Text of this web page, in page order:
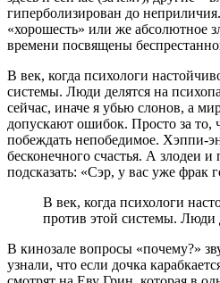
гиперболизирован до
«хорошесть» или же абсолютное
времени посвящены
В век, когда психологи
системы. Люди делятся на
сейчас, иначе я убью слонов, а
допускают ошибок. Просто за то,
побеждать непобедимое. Хэппи-
бесконечного счастья. А злодеи
подсказать: «Сэр, у вас уже фрак
В век, когда психологи
против этой системы. Люди
В кинозале вопросы «почему?»
узнали, что если дочка